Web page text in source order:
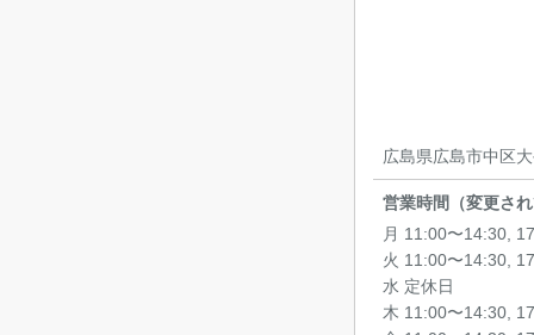
広島県広島市中区
営業時間（変更さ
月 11:00〜14:30,
火 11:00〜14:30,
水 定休日
木 11:00〜14:30,